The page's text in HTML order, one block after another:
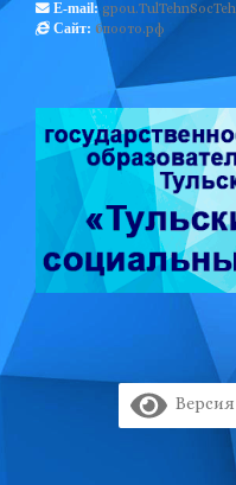
E-mail:
Сайт: бпоото.рф